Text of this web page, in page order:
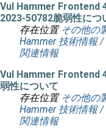
Vul Hammer Frontend
2023-50782脆弱性につ
存在位置 その他の
Hammer 技術情報 /
関連情報
Vul Hammer Frontend
弱性について
存在位置 その他の
Hammer 技術情報 /
関連情報